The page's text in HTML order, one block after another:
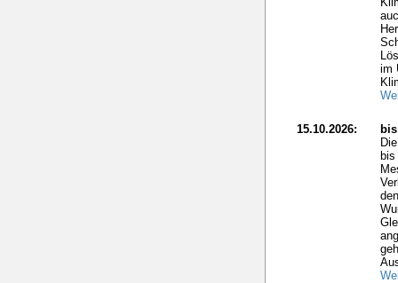
im
15.10.2026:
bis
bis